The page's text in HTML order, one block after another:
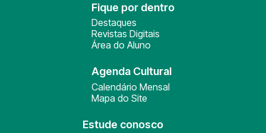
Fique por dentro
Destaques
Revistas Digitais
Área do Aluno
Agenda Cultural
Calendário Mensal
Mapa do Site
Estude conosco